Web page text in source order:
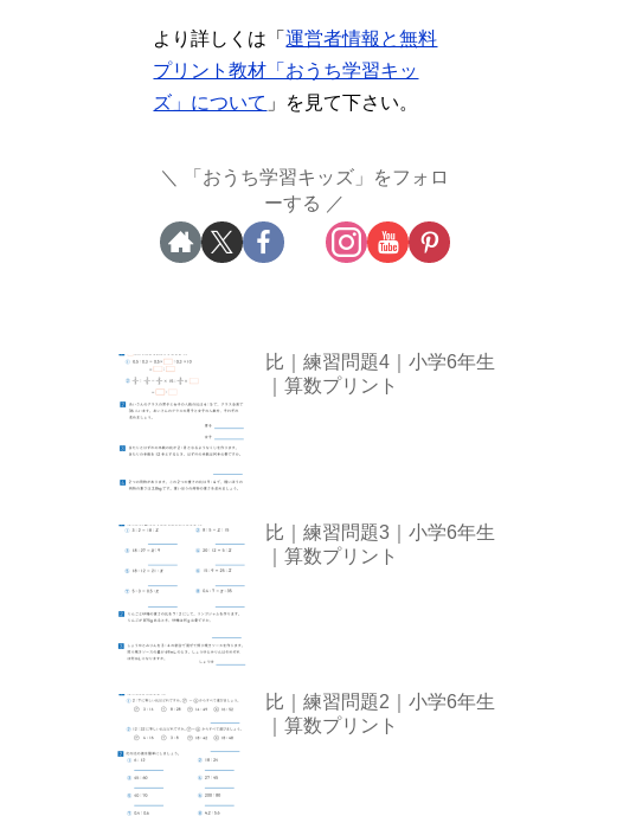
より詳しくは「運営者情報と無料
プリント教材「おうち学習キッ
ズ」について 」を見て下さい。
「おうち学習キッズ」をフォロ
ーする
比｜練習問題4｜小学6年生
｜算数プリント
比｜練習問題3｜小学6年生
｜算数プリント
比｜練習問題2｜小学6年生
｜算数プリント